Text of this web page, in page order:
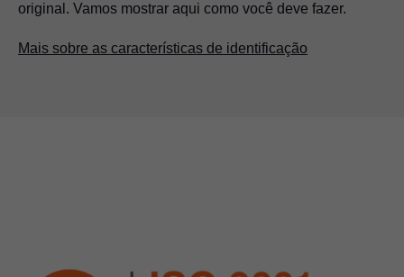
original. Vamos mostrar aqui como você deve fazer.
Mais sobre as características de identificação